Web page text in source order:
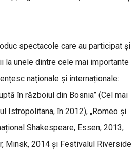
spectacole care au participat și
la unele dintre cele mai importante
naționale și internaționale:
în războiul din Bosnia” (Cel mai
Istropolitana, în 2012), „Romeo și
Shakespeare, Essen, 2013;
Minsk, 2014 și Festivalul Riverside